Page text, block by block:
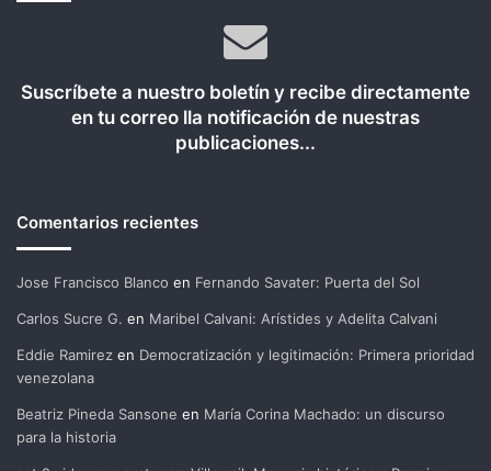
Suscríbete a nuestro boletín y recibe directamente
en tu correo lla notificación de nuestras
publicaciones...
Comentarios recientes
Jose Francisco Blanco en Fernando Savater: Puerta del Sol
Carlos Sucre G. en Maribel Calvani: Arístides y Adelita Calvani
Eddie Ramirez en Democratización y legitimación: Primera prioridad
venezolana
Beatriz Pineda Sansone en María Corina Machado: un discurso
para la historia